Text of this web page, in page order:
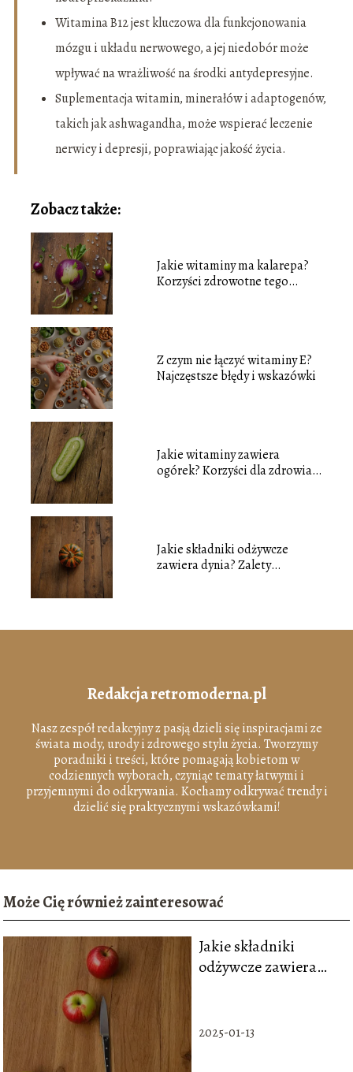
Witamina B12 jest kluczowa dla funkcjonowania
mózgu i układu nerwowego, a jej niedobór może
wpływać na wrażliwość na środki antydepresyjne.
Suplementacja witamin, minerałów i adaptogenów,
takich jak ashwagandha, może wspierać leczenie
nerwicy i depresji, poprawiając jakość życia.
Zobacz także:
Jakie witaminy ma kalarepa?
Korzyści zdrowotne tego
Z czym nie łączyć witaminy E?
Najczęstsze błędy i wskazówki
Jakie witaminy zawiera
ogórek? Korzyści dla zdrowia i
Jakie składniki odżywcze
zawiera dynia? Zalety
Redakcja retromoderna.pl
Nasz zespół redakcyjny z pasją dzieli się inspiracjami ze
świata mody, urody i zdrowego stylu życia. Tworzymy
poradniki i treści, które pomagają kobietom w
codziennych wyborach, czyniąc tematy łatwymi i
przyjemnymi do odkrywania. Kochamy odkrywać trendy i
dzielić się praktycznymi wskazówkami!
Może Cię również zainteresować
Jakie składniki
odżywcze zawiera
2025-01-13